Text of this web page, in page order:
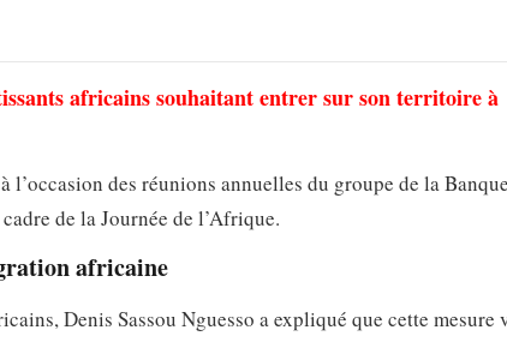
africains souhaitant entrer sur son territoire à
l’occasion des réunions annuelles du groupe de la Banque
de la Journée de l’Afrique.
africaine
Denis Sassou Nguesso a expliqué que cette mesure